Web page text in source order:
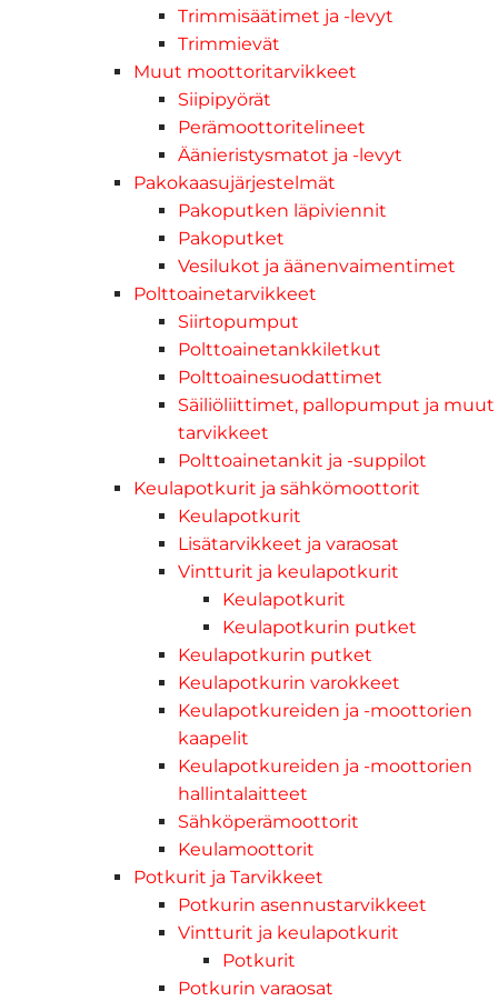
Trimmisäätimet ja -levyt
Trimmievät
Muut moottoritarvikkeet
Siipipyörät
Perämoottoritelineet
Äänieristysmatot ja -levyt
Pakokaasujärjestelmät
Pakoputken läpiviennit
Pakoputket
Vesilukot ja äänenvaimentimet
Polttoainetarvikkeet
Siirtopumput
Polttoainetankkiletkut
Polttoainesuodattimet
Säiliöliittimet, pallopumput ja muut
tarvikkeet
Polttoainetankit ja -suppilot
Keulapotkurit ja sähkömoottorit
Keulapotkurit
Lisätarvikkeet ja varaosat
Vintturit ja keulapotkurit
Keulapotkurit
Keulapotkurin putket
Keulapotkurin putket
Keulapotkurin varokkeet
Keulapotkureiden ja -moottorien
kaapelit
Keulapotkureiden ja -moottorien
hallintalaitteet
Sähköperämoottorit
Keulamoottorit
Potkurit ja Tarvikkeet
Potkurin asennustarvikkeet
Vintturit ja keulapotkurit
Potkurit
Potkurin varaosat